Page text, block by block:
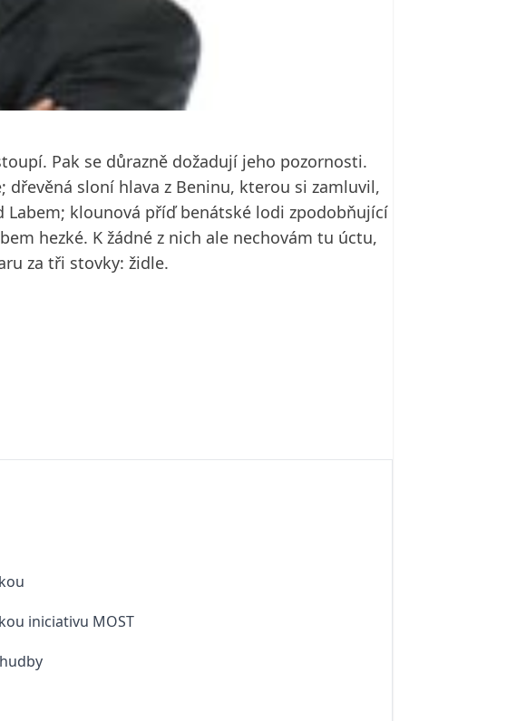
Pak se důrazně dožadují jeho pozornosti.
sloní hlava z Beninu, kterou si zamluvil,
Labem; klounová příď benátské lodi zpodobňující
hezké. K žádné z nich ale nechovám tu úctu,
za tři stovky: židle.
iniciativu MOST